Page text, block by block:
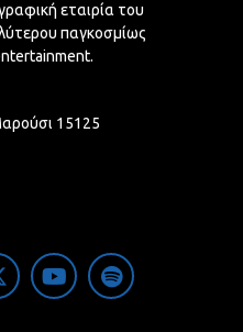
εταιρία του
παγκοσμίως
15125